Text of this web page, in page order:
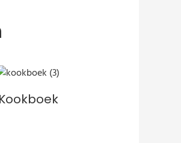
Kookboek